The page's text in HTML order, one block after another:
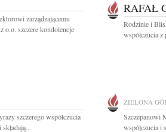
zarządzającemu
szczere kondolencje
RAFAŁ
Rodzinie i
współczucia
szczerego współczucia
ZIELONA
Szczepanowi
współczucia i